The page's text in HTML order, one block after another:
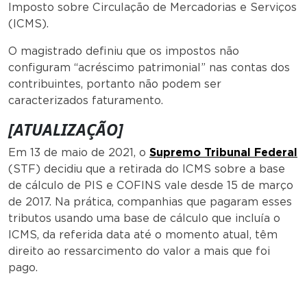
Imposto sobre Circulação de Mercadorias e Serviços
(ICMS).
O magistrado definiu que os impostos não
configuram “acréscimo patrimonial” nas contas dos
contribuintes, portanto não podem ser
caracterizados faturamento.
[ATUALIZAÇÃO]
Em 13 de maio de 2021, o Supremo Tribunal Federal
(STF) decidiu que a retirada do ICMS sobre a base
de cálculo de PIS e COFINS vale desde 15 de março
de 2017. Na prática, companhias que pagaram esses
tributos usando uma base de cálculo que incluía o
ICMS, da referida data até o momento atual, têm
direito ao ressarcimento do valor a mais que foi
pago.